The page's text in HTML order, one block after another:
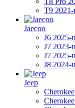
T9 2021-
Jaecoo
J6 2025-
J7 2023-
J7 2025-
J8 2024-
Jeep